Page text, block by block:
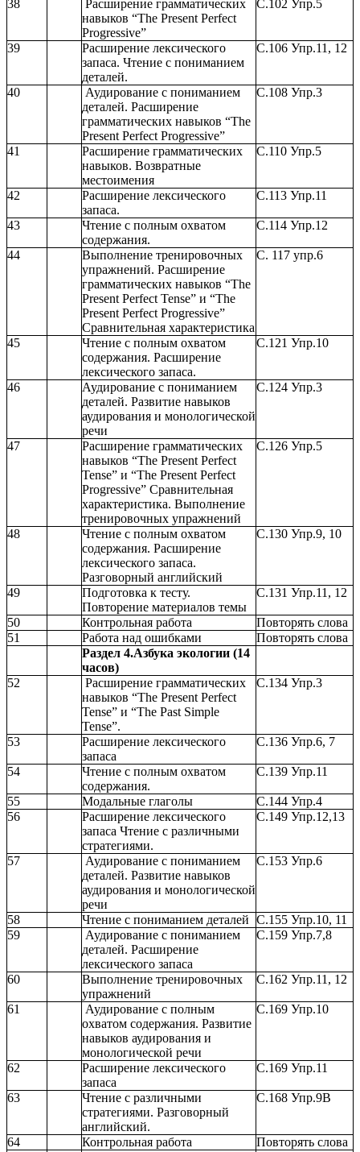
38
Расширение грамматических
навыков “The Present Perfect
Progressive”
С.102 Упр.5
39
Расширение лексического
запаса. Чтение с пониманием
деталей.
С.106 Упр.11, 12
40
Аудирование с пониманием
деталей. Расширение
грамматических навыков “The
Present Perfect Progressive”
С.108 Упр.3
41
Расширение грамматических
навыков. Возвратные
местоимения
С.110 Упр.5
42
Расширение лексического
запаса.
С.113 Упр.11
43
Чтение с полным охватом
содержания.
С.114 Упр.12
44
Выполнение тренировочных
упражнений. Расширение
грамматических навыков “The
Present Perfect Tense” и “The
Present Perfect Progressive”
Сравнительная характеристика
С. 117 упр.6
45
Чтение с полным охватом
содержания. Расширение
лексического запаса.
С.121 Упр.10
46
Аудирование с пониманием
деталей. Развитие навыков
аудирования и монологической
речи
С.124 Упр.3
47
Расширение грамматических
навыков “The Present Perfect
Tense” и “The Present Perfect
Progressive” Сравнительная
характеристика. Выполнение
тренировочных упражнений
С.126 Упр.5
48
Чтение с полным охватом
содержания. Расширение
лексического запаса.
Разговорный английский
С.130 Упр.9, 10
49
Подготовка к тесту.
Повторение материалов темы
С.131 Упр.11, 12
50 Контрольная работа
Повторять слова
51
Работа над ошибками
Повторять слова
Раздел 4.Азбука экологии (14
часов)
52
Расширение грамматических
навыков “The Present Perfect
Tense” и “The Past Simple
Tense”.
С.134 Упр.3
53
Расширение лексического
запаса
С.136 Упр.6, 7
54
Чтение с полным охватом
содержания.
С.139 Упр.11
55 Модальные глаголы
С.144 Упр.4
56
Расширение лексического
запаса Чтение с различными
стратегиями.
С.149 Упр.12,13
57
Аудирование с пониманием
деталей. Развитие навыков
аудирования и монологической
речи
С.153 Упр.6
58 Чтение с пониманием деталей С.155 Упр.10, 11
59
Аудирование с пониманием
деталей. Расширение
лексического запаса
С.159 Упр.7,8
60
Выполнение тренировочных
упражнений
С.162 Упр.11, 12
61
Аудирование с полным
охватом содержания. Развитие
навыков аудирования и
монологической речи
С.169 Упр.10
62
Расширение лексического
запаса
С.169 Упр.11
63
Чтение с различными
стратегиями. Разговорный
английский.
С.168 Упр.9B
64 Контрольная работа
Повторять слова